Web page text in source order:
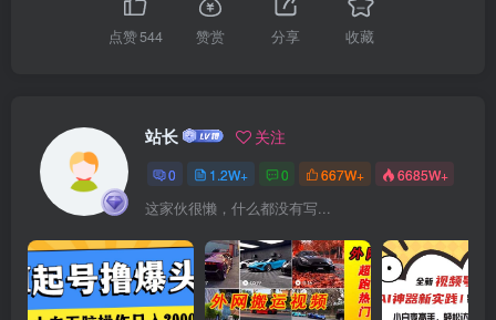
点赞544 赞赏 分享 收藏
站长 关注
0 1.2W+ 0 667W+ 6685W+
这家伙很懒，什么都没有写...